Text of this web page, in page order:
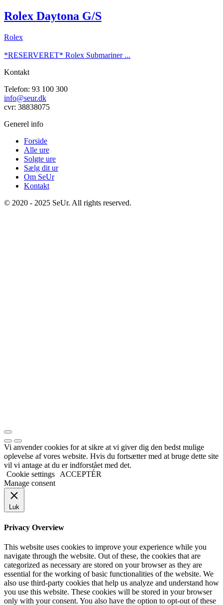
Rolex Daytona G/S
Rolex
*RESERVERET* Rolex Submariner ...
Kontakt
Telefon: 93 100 300
info@seur.dk
cvr: 38838075
Generel info
Forside
Alle ure
Solgte ure
Sælg dit ur
Om SeUr
Kontakt
© 2020 - 2025 SeUr. All rights reserved.
Vi anvender cookies for at sikre at vi giver dig den bedst mulige
oplevelse af vores website. Hvis du fortsætter med at bruge dette site
vil vi antage at du er indforstået med det.
Cookie settings
ACCEPTÉR
Manage consent
Luk
Privacy Overview
This website uses cookies to improve your experience while you
navigate through the website. Out of these, the cookies that are
categorized as necessary are stored on your browser as they are
essential for the working of basic functionalities of the website. We
also use third-party cookies that help us analyze and understand how
you use this website. These cookies will be stored in your browser
only with your consent. You also have the option to opt-out of these